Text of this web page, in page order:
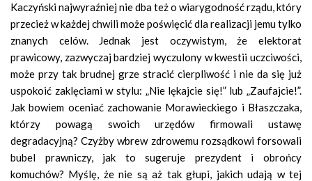
Kaczyński najwyraźniej nie dba też o wiarygodność rządu, który
przecież w każdej chwili może poświęcić dla realizacji jemu tylko
znanych celów. Jednak jest oczywistym, że elektorat
prawicowy, zazwyczaj bardziej wyczulony w kwestii uczciwości,
może przy tak brudnej grze stracić cierpliwość i nie da się już
uspokoić zaklęciami w stylu: „Nie lękajcie się!” lub „Zaufajcie!”.
Jak bowiem oceniać zachowanie Morawieckiego i Błaszczaka,
którzy powagą swoich urzędów firmowali ustawę
degradacyjną? Czyżby wbrew zdrowemu rozsądkowi forsowali
bubel prawniczy, jak to sugeruje prezydent i obrońcy
komuchów? Myślę, że nie są aż tak głupi, jakich udają w tej